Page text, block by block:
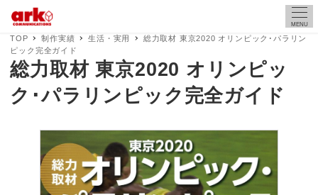
MENU
TOP 制作実績 生活・実用
総力取材 東京2020 オリンピック･パラリン
ピック完全ガイド
総力取材 東京2020 オリンピッ
ク･パラリンピック完全ガイド